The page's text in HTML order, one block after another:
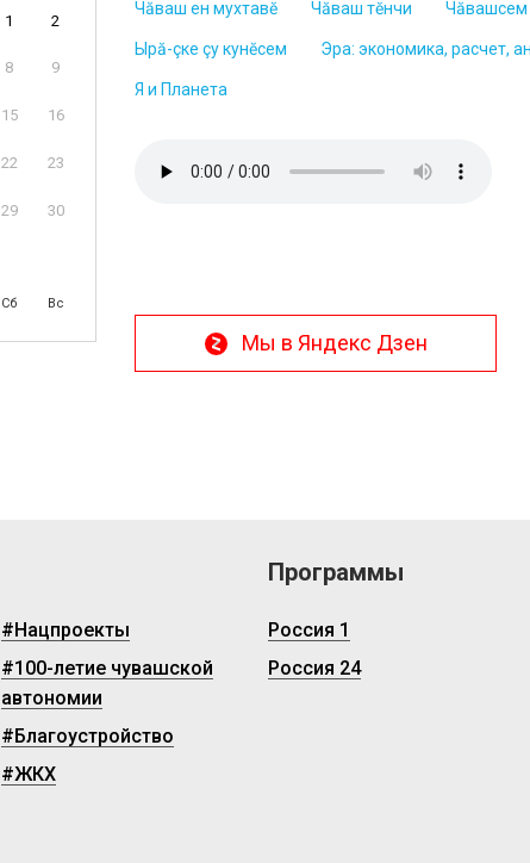
Сб Вс
1 2
8 9
15 16
22 23
29 30
Чăваш ен мухтавĕ Чăваш тĕнчи Чăвашсем
Ырă-çке çу кунĕсем Эра: экономика, расчет,
Я и Планета
Мы в Яндекс Дзен
#Нацпроекты
#100-летие чувашской
автономии
#Благоустройство
#ЖКХ
Программы
Россия 1
Россия 24